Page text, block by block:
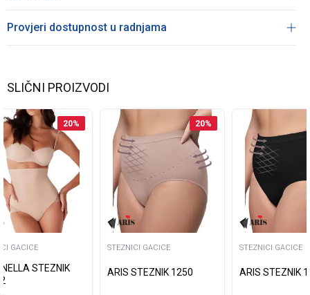
Provjeri dostupnost u radnjama
SLIČNI PROIZVODI
20%
GACICE
STEZNIK
20%
STEZNICI GACICE
ARIS STEZNIK 1250
STEZNICI GACICE
ARIS STEZNIK